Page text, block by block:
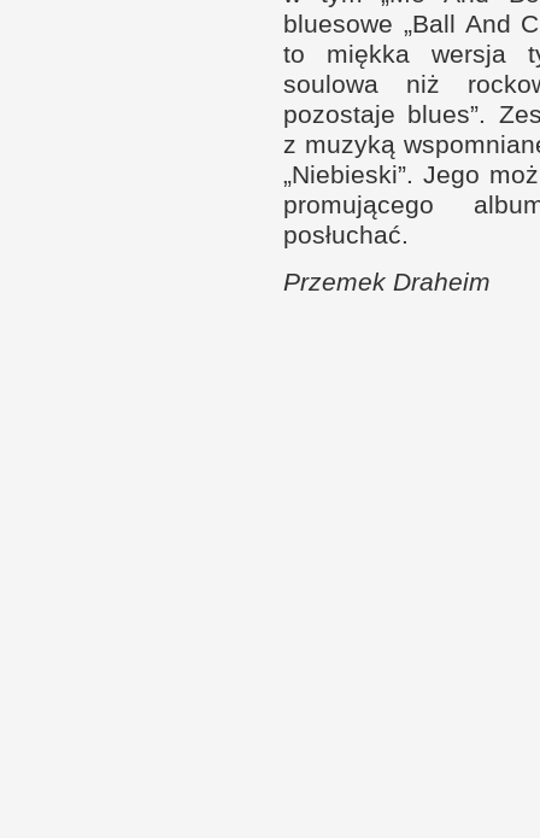
bluesowe „Ball And
to miękka wer­sja
soulowa niż
pozostaje blues”.
z muzyką
„Nie­bieski”. Jego
promującego
posłuchać.
Prze­mek Draheim